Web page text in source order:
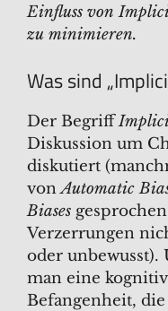
Einfluss von
zu minimieren.
Was sind
Der Begriff
Diskussion um
diskutiert
vonAutomatic
Biases
Verzerrungen
oder unbewusst).
man eine
Befangenheit,